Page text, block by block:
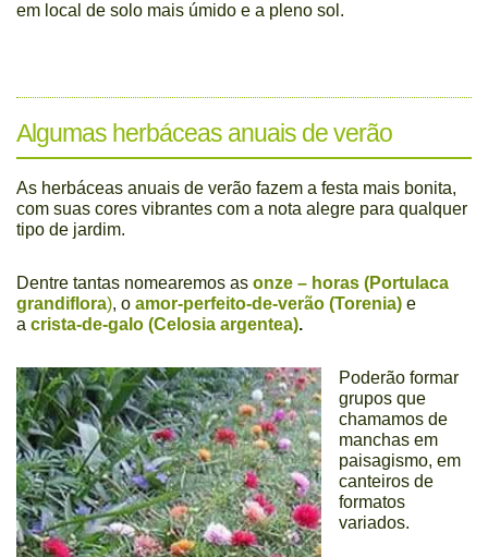
em local de solo mais úmido e a pleno sol.
Algumas herbáceas anuais de verão
As herbáceas anuais de verão fazem a festa mais bonita,
com suas cores vibrantes com a nota alegre para qualquer
tipo de jardim.
Dentre tantas nomearemos as onze – horas (Portulaca
grandiflora), o amor-perfeito-de-verão (Torenia) e
a crista-de-galo (Celosia argentea).
Poderão formar
grupos que
chamamos de
manchas em
paisagismo, em
canteiros de
formatos
variados.